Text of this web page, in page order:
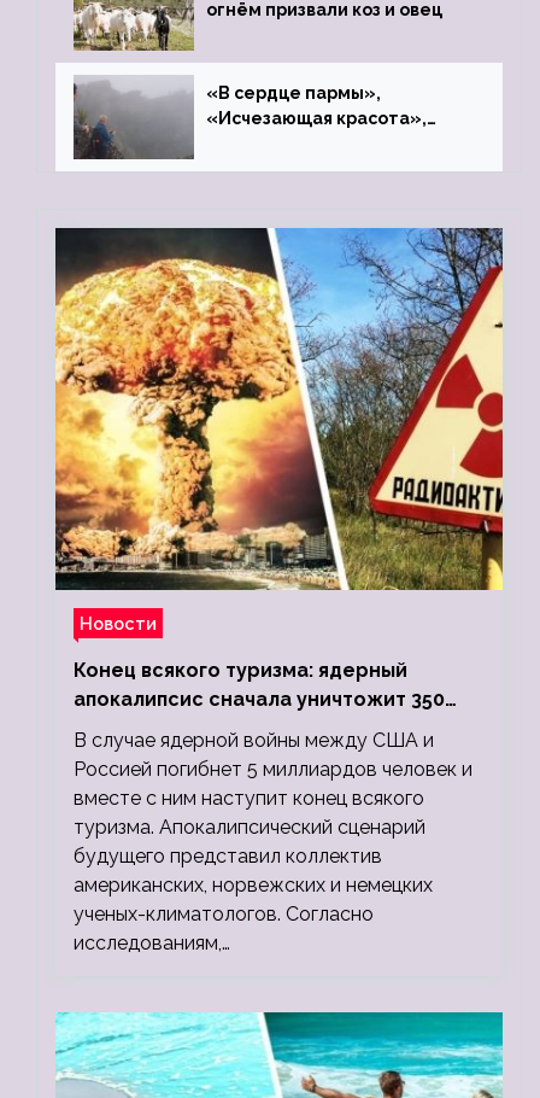
огнём призвали коз и овец
«В сердце пармы»,
«Исчезающая красота»,
Новости
Конец всякого туризма: ядерный
апокалипсис сначала уничтожит 350
миллионов, а потом 5 миллиардов
людей
В случае ядерной войны между США и
Россией погибнет 5 миллиардов человек и
вместе с ним наступит конец всякого
туризма. Апокалипсический сценарий
будущего представил коллектив
американских, норвежских и немецких
ученых-климатологов. Согласно
исследованиям,…